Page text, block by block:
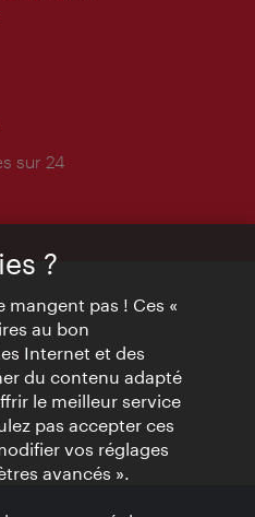
sur 24
?
pas ! Ces «
au bon
Internet et des
du contenu adapté
le meilleur service
pas accepter ces
vos réglages
avancés ».